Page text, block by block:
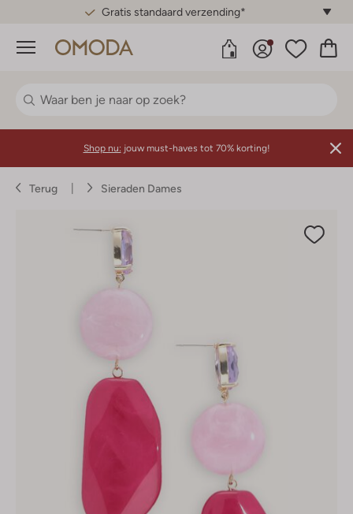
Gratis standaard verzending*
Menu
Shop nu: jouw must-haves tot 70% korting!
Terug Sieraden Dames